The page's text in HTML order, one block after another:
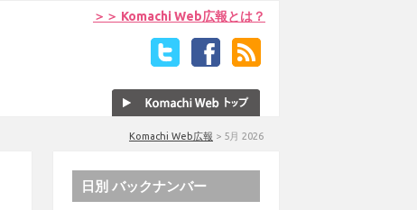
＞＞ Komachi Web広報とは？
Komachi Web広報 > 5月 2026
日別 バックナンバー